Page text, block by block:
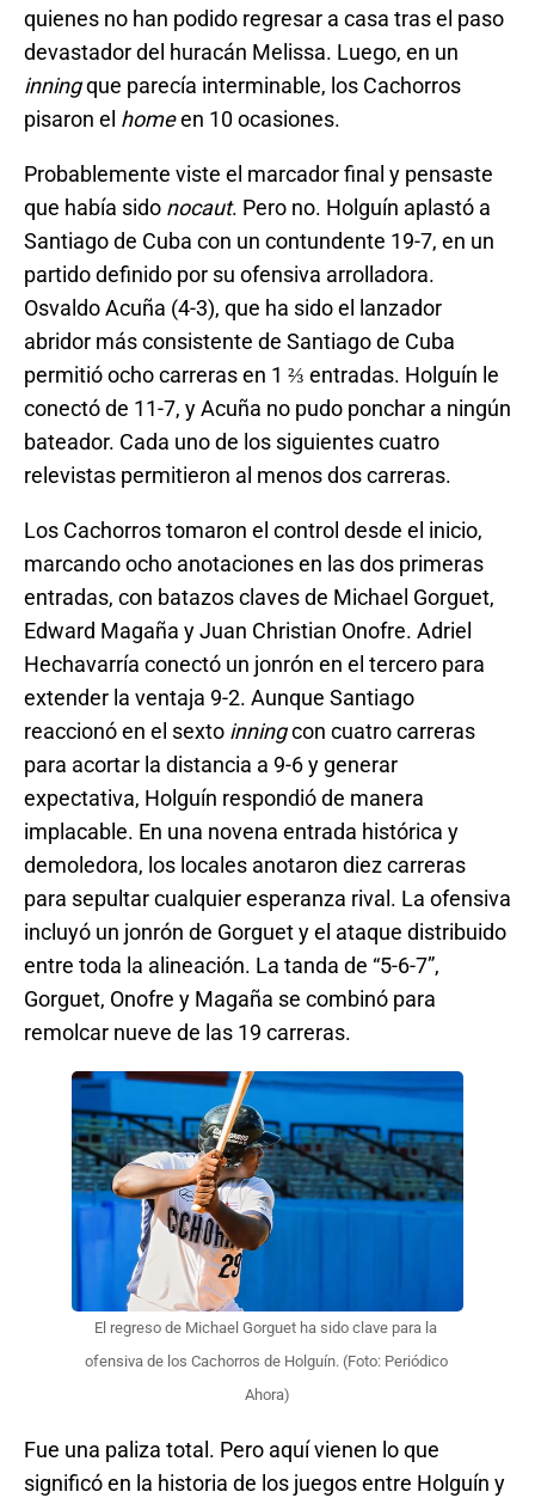
quienes no han podido regresar a casa tras el paso
devastador del huracán Melissa. Luego, en un
inningque parecía interminable, los Cachorros
pisaron el homeen 10 ocasiones.
Probablemente viste el marcador final y pensaste
que había sido nocaut. Pero no. Holguín aplastó a
Santiago de Cuba con un contundente 19-7, en un
partido definido por su ofensiva arrolladora.
Osvaldo Acuña (4-3), que ha sido el lanzador
abridor más consistente de Santiago de Cuba
permitió ocho carreras en 1 ⅔ entradas. Holguín le
conectó de 11-7, y Acuña no pudo ponchar a ningún
bateador. Cada uno de los siguientes cuatro
relevistas permitieron al menos dos carreras.
Los Cachorros tomaron el control desde el inicio,
marcando ocho anotaciones en las dos primeras
entradas, con batazos claves de Michael Gorguet,
Edward Magaña y Juan Christian Onofre. Adriel
Hechavarría conectó un jonrón en el tercero para
extender la ventaja 9-2. Aunque Santiago
reaccionó en el sexto inningcon cuatro carreras
para acortar la distancia a 9-6 y generar
expectativa, Holguín respondió de manera
implacable. En una novena entrada histórica y
demoledora, los locales anotaron diez carreras
para sepultar cualquier esperanza rival. La ofensiva
incluyó un jonrón de Gorguet y el ataque distribuido
entre toda la alineación. La tanda de “5-6-7”,
Gorguet, Onofre y Magaña se combinó para
remolcar nueve de las 19 carreras.
El regreso de Michael Gorguet ha sido clave para la
ofensiva de los Cachorros de Holguín. (Foto: Periódico
Ahora)
Fue una paliza total. Pero aquí vienen lo que
significó en la historia de los juegos entre Holguín y